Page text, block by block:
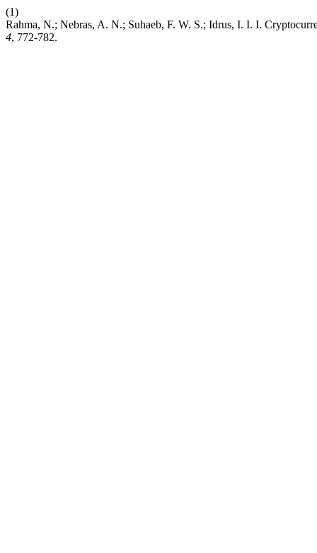
(1)
Rahma, N.; Nebras, A. N.; Suhaeb, F. W. S.; Idrus, I. I. I.
4, 772-782.